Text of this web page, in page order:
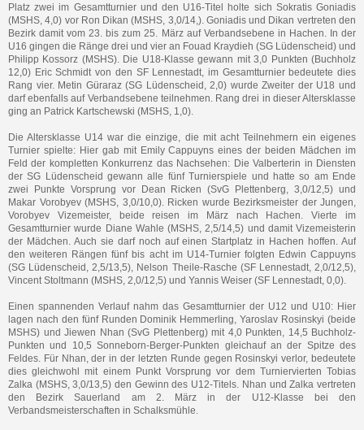
Platz zwei im Gesamtturnier und den U16-Titel holte sich Sokratis Goniadis
(MSHS, 4,0) vor Ron Dikan (MSHS, 3,0/14,). Goniadis und Dikan vertreten den
Bezirk damit vom 23. bis zum 25. März auf Verbandsebene in Hachen. In der
U16 gingen die Ränge drei und vier an Fouad Kraydieh (SG Lüdenscheid) und
Philipp Kossorz (MSHS). Die U18-Klasse gewann mit 3,0 Punkten (Buchholz
12,0) Eric Schmidt von den SF Lennestadt, im Gesamtturnier bedeutete dies
Rang vier. Metin Güraraz (SG Lüdenscheid, 2,0) wurde Zweiter der U18 und
darf ebenfalls auf Verbandsebene teilnehmen. Rang drei in dieser Altersklasse
ging an Patrick Kartschewski (MSHS, 1,0).
Die Altersklasse U14 war die einzige, die mit acht Teilnehmern ein eigenes
Turnier spielte: Hier gab mit Emily Cappuyns eines der beiden Mädchen im
Feld der kompletten Konkurrenz das Nachsehen: Die Valberterin in Diensten
der SG Lüdenscheid gewann alle fünf Turnierspiele und hatte so am Ende
zwei Punkte Vorsprung vor Dean Ricken (SvG Plettenberg, 3,0/12,5) und
Makar Vorobyev (MSHS, 3,0/10,0). Ricken wurde Bezirksmeister der Jungen,
Vorobyev Vizemeister, beide reisen im März nach Hachen. Vierte im
Gesamtturnier wurde Diane Wahle (MSHS, 2,5/14,5) und damit Vizemeisterin
der Mädchen. Auch sie darf noch auf einen Startplatz in Hachen hoffen. Auf
den weiteren Rängen fünf bis acht im U14-Turnier folgten Edwin Cappuyns
(SG Lüdenscheid, 2,5/13,5), Nelson Theile-Rasche (SF Lennestadt, 2,0/12,5),
Vincent Stoltmann (MSHS, 2,0/12,5) und Yannis Weiser (SF Lennestadt, 0,0).
Einen spannenden Verlauf nahm das Gesamtturnier der U12 und U10: Hier
lagen nach den fünf Runden Dominik Hemmerling, Yaroslav Rosinskyi (beide
MSHS) und Jiewen Nhan (SvG Plettenberg) mit 4,0 Punkten, 14,5 Buchholz-
Punkten und 10,5 Sonneborn-Berger-Punkten gleichauf an der Spitze des
Feldes. Für Nhan, der in der letzten Runde gegen Rosinskyi verlor, bedeutete
dies gleichwohl mit einem Punkt Vorsprung vor dem Turniervierten Tobias
Zalka (MSHS, 3,0/13,5) den Gewinn des U12-Titels. Nhan und Zalka vertreten
den Bezirk Sauerland am 2. März in der U12-Klasse bei den
Verbandsmeisterschaften in Schalksmühle.